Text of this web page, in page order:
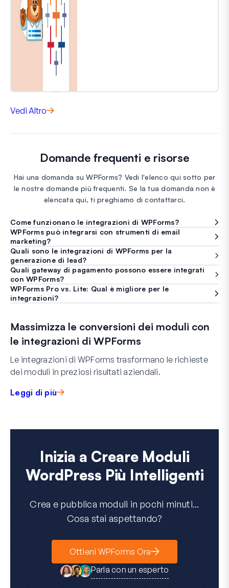
Vedi Altro
Domande frequenti e risorse
Hai una domanda su WPForms? Vedi l'elenco qui sotto per
le nostre domande più frequenti. Se la tua domanda non è
elencata qui, ti preghiamo di contattarci.
Come funzionano le integrazioni di WPForms?
WPForms può integrarsi con strumenti di email
marketing?
Quali sono le integrazioni di WPForms per la
generazione di lead?
Quali gateway di pagamento possono essere integrati
con WPForms?
WPForms Pro vs. Lite: Qual è migliore per le
integrazioni?
Massimizza le conversioni dei moduli con
le integrazioni di WPForms
Le integrazioni di WPForms trasformano le richieste
dei moduli in preziosi risultati aziendali.
Leggi di più
Inizia a Creare Moduli
WordPress Più Intelligenti
Crea e pubblica moduli in pochi minuti...
Cosa stai aspettando?
Ottieni WPForms Ora
Parla con un esperto